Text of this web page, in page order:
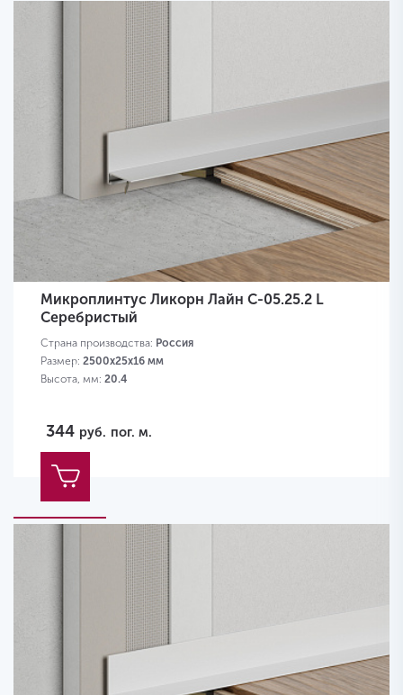
Микроплинтус Ликорн Лайн С-05.25.2 L
Серебристый
Страна производства: Россия
Размер: 2500x25x16 мм
Высота, мм: 20.4
344 руб. пог. м.